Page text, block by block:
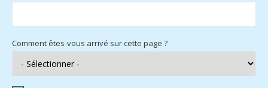
Comment êtes-vous arrivé sur cette page ?